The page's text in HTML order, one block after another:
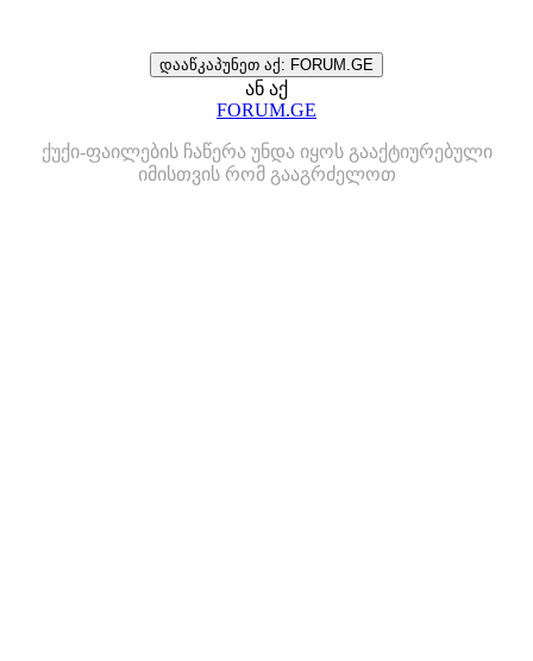
დააწკაპუნეთ აქ: FORUM.GE
ან აქ
FORUM.GE
ქუქი-ფაილების ჩაწერა უნდა იყოს გააქტიურებული
იმისთვის რომ გააგრძელოთ